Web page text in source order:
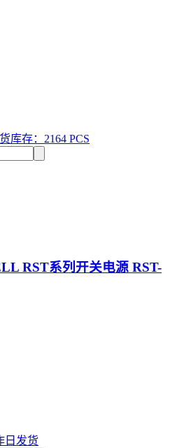
库存：2164 PCS
RST系列开关电源 RST-
日发货